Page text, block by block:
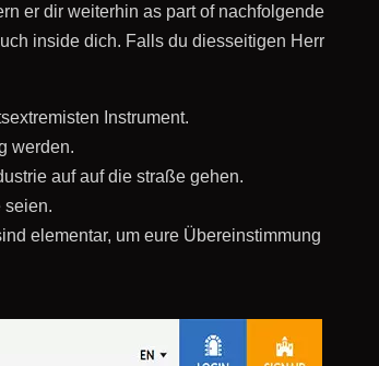
er dir weiterhin as part of nachfolgende
inside dich. Falls du diesseitigen Herr
Instrument.
werden.
auf auf die straße gehen.
seien.
elementar, um eure Übereinstimmung